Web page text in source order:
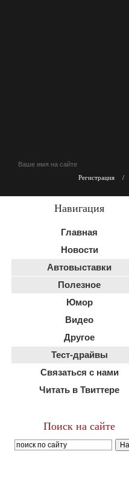
Регистрация /
Навигация
Главная
Новости
Автовыставки
Полезное
Юмор
Видео
Другое
Тест-драйвы
Связаться с нами
Читать в Твиттере
Поиск на сайте